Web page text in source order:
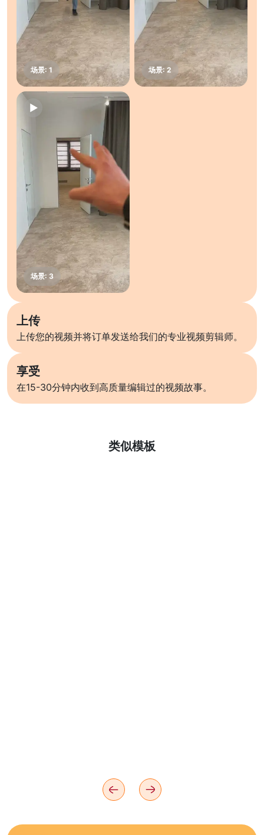
上传
上传您的视频并将订单发送给我们的专业视频剪辑师。
享受
在15-30分钟内收到高质量编辑过的视频故事。
类似模板
了解更多